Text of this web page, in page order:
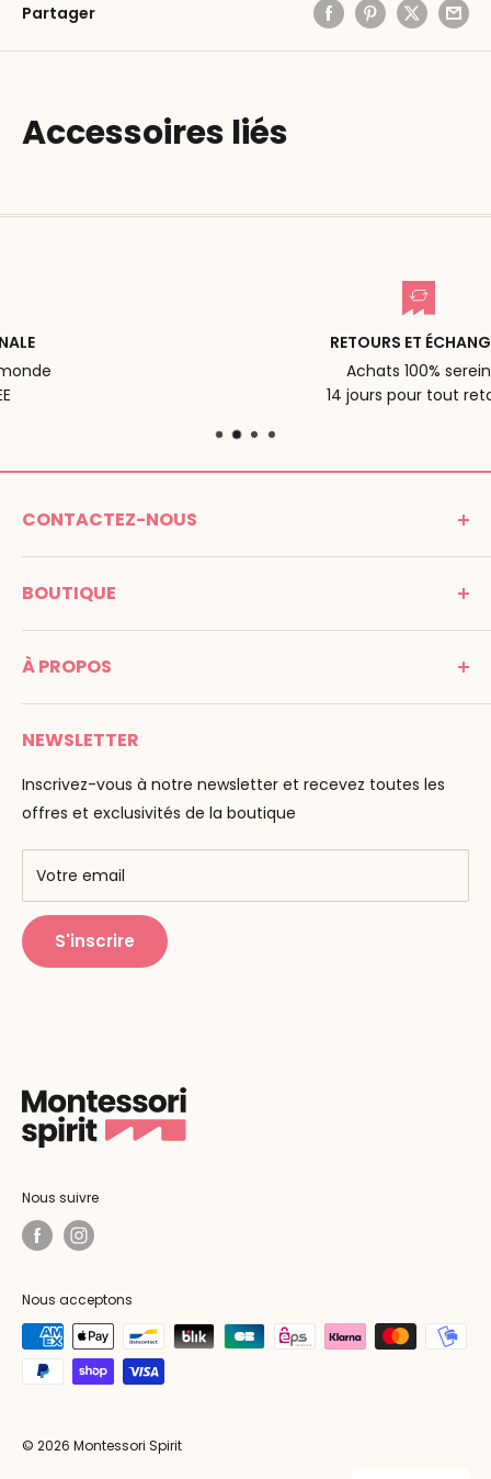
Partager
Accessoires liés
RETOURS ET ÉCHANGES
Achats 100% serein
14 jours pour tout retour
CONTACTEZ-NOUS
MONTESSORI SPIRIT
Promenade Jean Dalba
Tél : 05 53 61 21 26
Email :info@montessori-spirit.com
BOUTIQUE
C G V
Mentions légales
Paiement
Livraison
F.A.Q
À PROPOS
Montessori Spirit
Maria Montessori
La pédagogie
Nos marques
Centres de formation
Public Montessori
NEWSLETTER
Inscrivez-vous à notre newsletter et recevez toutes les
offres et exclusivités de la boutique
Votre email
S'inscrire
Nous suivre
Nous acceptons
© 2026 Montessori Spirit